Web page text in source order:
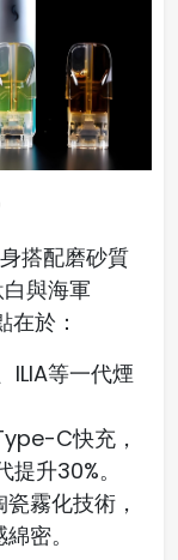
搭配磨砂質
與海軍
於：
ILIA等一代煙
C快充，
升30%。
霧化技術，
密。